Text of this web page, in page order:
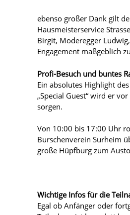
ebenso großer Dank gilt
Hausmeisterservice
Birgit, Moderegger
Engagement maßgeblich
Profi-Besuch und buntes
Ein absolutes Highlight
„Special Guest“ wird er
sorgen.
Von 10:00 bis 17:00 Uhr
Burschenverein Surheim
große Hüpfburg zum
Wichtige Infos für die
Egal ob Anfänger oder